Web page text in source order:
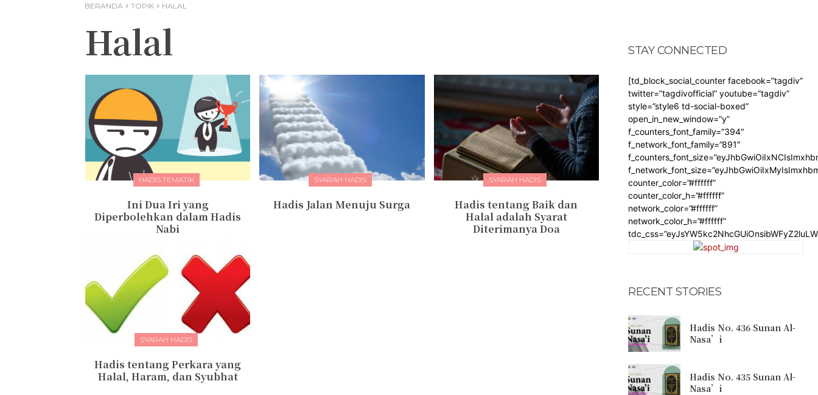
BERANDA TOPIK HALAL
Halal
HADIS TEMATIK
Ini Dua Iri yang
Diperbolehkan dalam Hadis
Nabi
SYARAH HADIS
Hadis Jalan Menuju Surga
SYARAH HADIS
Hadis tentang Baik dan
Halal adalah Syarat
Diterimanya Doa
SYARAH HADIS
Hadis tentang Perkara yang
Halal, Haram, dan Syubhat
STAY CONNECTED
[td_block_social_counter facebook=”tagdiv”
twitter=”tagdivofficial” youtube=”tagdiv”
style=”style6 td-social-boxed”
open_in_new_window=”y”
f_counters_font_family=”394″
f_network_font_family=”891″
counter_color=”#ffffff”
counter_color_h=”#ffffff”
network_color=”#ffffff”
network_color_h=”#ffffff”
RECENT STORIES
Hadis No. 436 Sunan Al-
Nasa’i
Hadis No. 435 Sunan Al-
Nasa’i